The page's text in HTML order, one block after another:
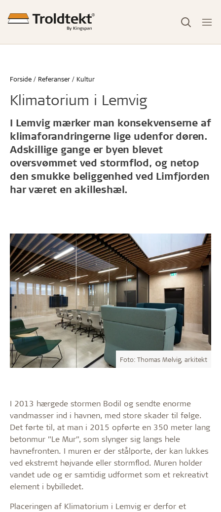
Forside Referanser Kultur
Klimatorium i Lemvig
I Lemvig mærker man konsekvenserne af
klimaforandringerne lige udenfor døren.
Adskillige gange er byen blevet
oversvømmet ved stormflod, og netop
den smukke beliggenhed ved Limfjorden
har været en akilleshæl.
Foto: Thomas Mølvig, arkitekt
I 2013 hærgede stormen Bodil og sendte enorme
vandmasser ind i havnen, med store skader til følge.
Det førte til, at man i 2015 opførte en 350 meter lang
betonmur ”Le Mur”, som slynger sig langs hele
havnefronten. I muren er der stålporte, der kan lukkes
ved ekstremt højvande eller stormflod. Muren holder
vandet ude og er samtidig udformet som et rekreativt
element i bybilledet.
Placeringen af Klimatorium i Lemvig er derfor et